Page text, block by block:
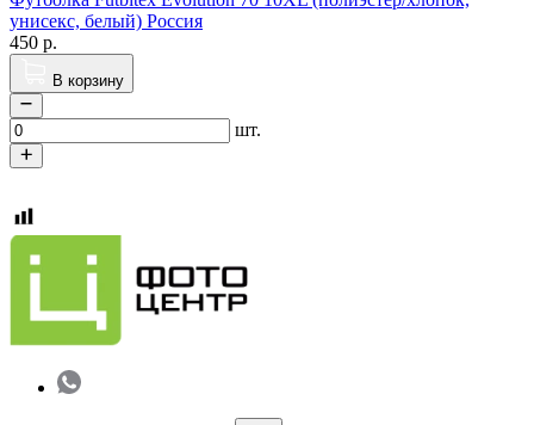
унисекс, белый) Россия
450 р.
В корзину
шт.